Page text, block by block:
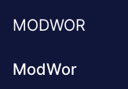
MODWOR
ModWor